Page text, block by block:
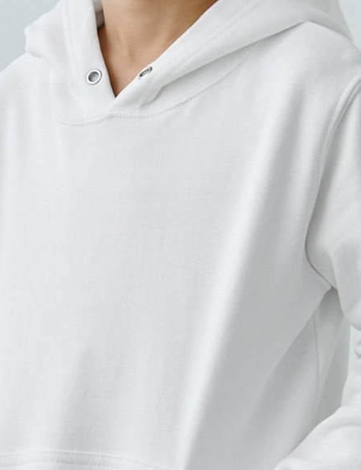
肌触りが良いパイル裏地のスウェッ
半袖やタンクトップの上に羽織った
す。
綿100％で肌触りも良く毛玉もでき
※お子さまの安全のためフードの紐
※こちらの商品は在庫限りで廃盤と
こちら
・ 左胸
横
・ 襟下
横
・ 胸
横
・ 背中
横
・ 左
横